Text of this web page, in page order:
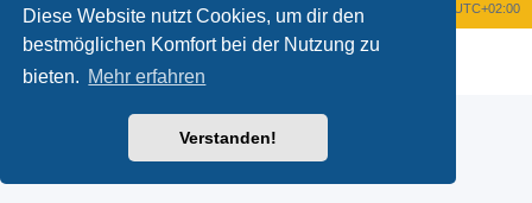
Diese Website nutzt Cookies, um dir den
bestmöglichen Komfort bei der Nutzung zu
bieten. Mehr erfahren
Verstanden!
Foren-Übersicht UTC+02:00
Powered byphpBB ® Forum Software © phpBB Limited
Datenschutz